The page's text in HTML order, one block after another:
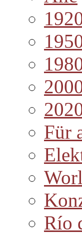
Für
Río